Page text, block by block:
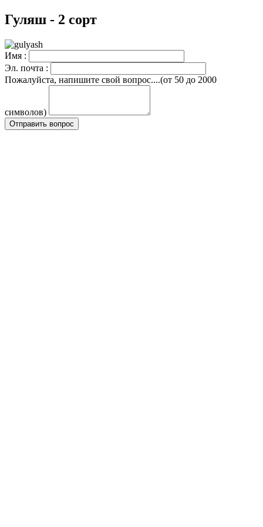
Гуляш - 2 сорт
Имя :
Эл. почта :
Пожалуйста, напишите свой вопрос....(от 50 до 2000
символов)
Отправить вопрос